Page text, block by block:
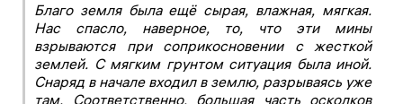
Благо земля была ещё сырая, влажная, мягкая.
Нас спасло, наверное, то, что эти мины
взрываются при соприкосновении с жесткой
землей. С мягким грунтом ситуация была иной.
Снаряд в начале входил в землю, разрываясь уже
там. Соответственно, большая часть осколков